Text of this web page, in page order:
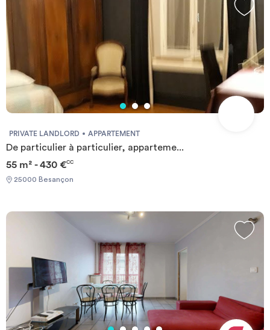
PRIVATE LANDLORD APPARTEMENT
De particulier à particulier, apparteme...
55 m² - 430 €CC
25000 Besançon